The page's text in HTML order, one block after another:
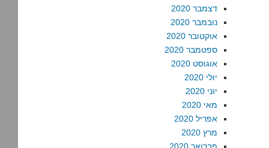
דצמבר 2020
נובמבר 2020
אוקטובר 2020
ספטמבר 2020
אוגוסט 2020
יולי 2020
יוני 2020
מאי 2020
אפריל 2020
מרץ 2020